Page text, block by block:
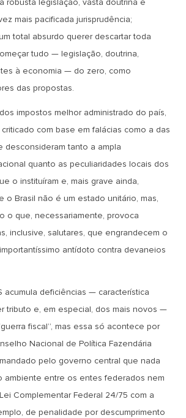
mais pacificada jurisprudência;
total absurdo querer descartar toda
tudo — legislação, doutrina,
à economia — do zero, como
das propostas.
impostos melhor administrado do país,
com base em falácias como a das
desconsideram tanto a ampla
quanto as peculiaridades locais dos
o instituíram e, mais grave ainda,
o Brasil não é um estado unitário, mas,
o que, necessariamente, provoca
inclusive, salutares, que engrandecem o
antídoto contra devaneios
acumula deficiências — característica
tributo e, em especial, dos mais novos —
fiscal”, mas essa só acontece por
Nacional de Política Fazendária
pelo governo central que nada
ambiente entre os entes federados nem
Complementar Federal 24/75 com a
de penalidade por descumprimento